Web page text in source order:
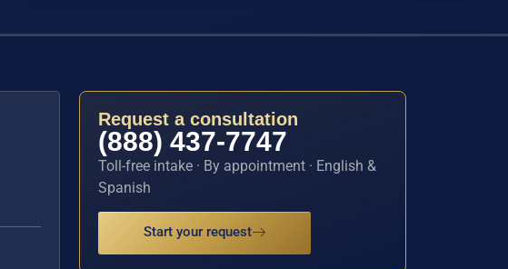
Request a consultation
(888) 437-7747
Toll-free intake · By appointment · English &
Spanish
Start your request